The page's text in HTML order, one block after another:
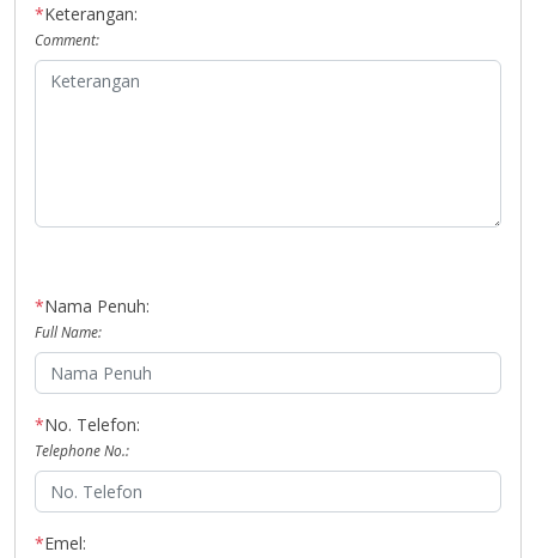
*Keterangan:
Comment:
*Nama Penuh:
Full Name:
*No. Telefon:
Telephone No.:
*Emel: